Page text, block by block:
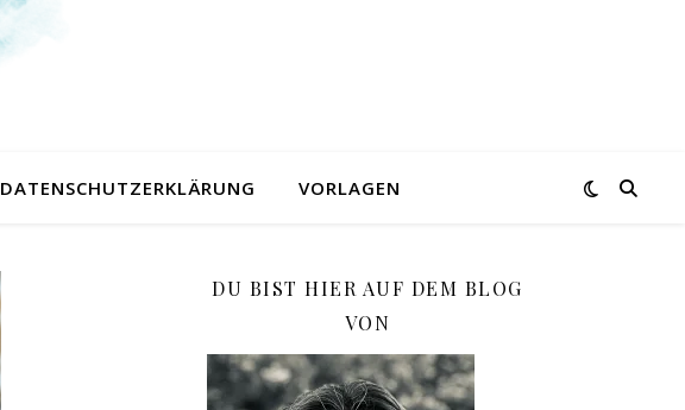
DATENSCHUTZERKLÄRUNG VORLAGEN
DU BIST HIER AUF DEM BLOG
VON